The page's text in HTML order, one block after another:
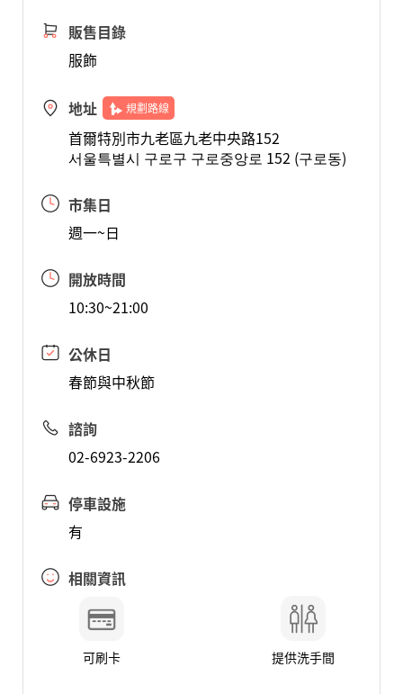
販售目錄
服飾
地址 規劃路線
首爾特別市九老區九老中央路152
서울특별시 구로구 구로중앙로 152 (구로동)
市集日
週一~日
開放時間
10:30~21:00
公休日
春節與中秋節
諮詢
02-6923-2206
停車設施
有
相關資訊
可刷卡 提供洗手間